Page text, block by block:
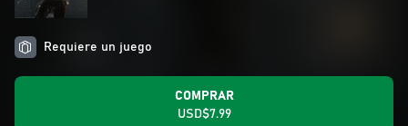
Requiere un juego
COMPRAR
USD$7.99